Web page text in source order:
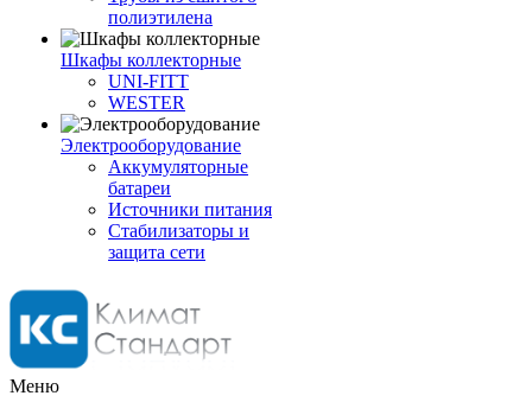
полиэтилена
Шкафы коллекторные
UNI-FITT
WESTER
Электрооборудование
Аккумуляторные
батареи
Источники питания
Стабилизаторы и
защита сети
Меню